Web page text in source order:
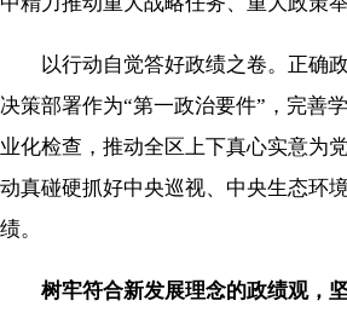
以行动自觉答好政绩之卷。正确政
决策部署作为“第一政治要件”，完善
业化检查，推动全区上下真心实意为
动真碰硬抓好中央巡视、中央生态环
绩。
树牢符合新发展理念的政绩观，